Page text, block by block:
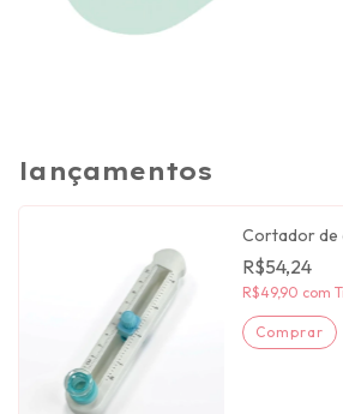
lançamentos
Cortador de
de papel
R$54,24
R$49,90 com